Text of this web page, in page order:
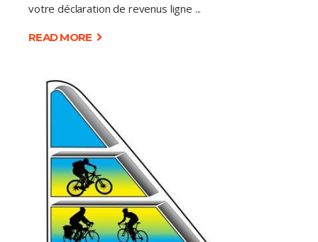
votre déclaration de revenus ligne
READ MORE